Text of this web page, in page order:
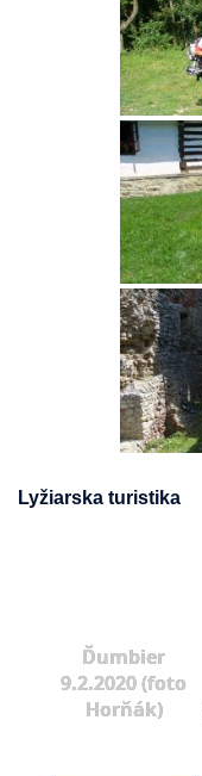
Lyžiarska turistika
Ďumbier
9.2.2020 (foto
Horňák)